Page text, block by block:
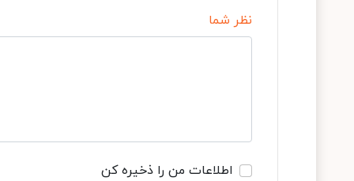
نظر شما
اطلاعات من را ذخیره کن